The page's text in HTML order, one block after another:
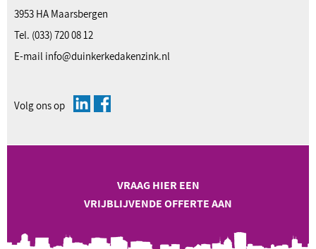
3953 HA Maarsbergen
Tel. (033) 720 08 12
E-mail info@duinkerkedakenzink.nl
Volg ons op
VRAAG HIER EEN
VRIJBLIJVENDE OFFERTE AAN